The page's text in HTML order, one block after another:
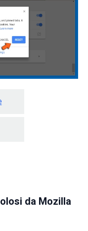
da Mozilla